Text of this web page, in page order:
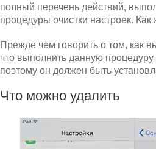
полный перечень действий,
процедуры очистки настроек.
Прежде чем говорить о том, как
что выполнить данную
поэтому он должен быть
Что можно удалить